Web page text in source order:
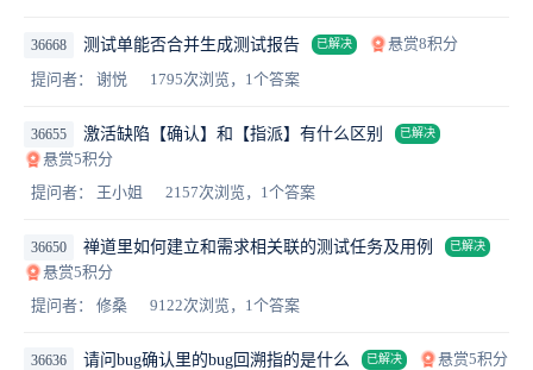
36668 测试单能否合并生成测试报告 已解决
悬赏8积分
提问者： 谢悦
1795次浏览，1个答案
36655 激活缺陷【确认】和【指派】有什么区别 已解决
悬赏5积分
提问者： 王小姐
2157次浏览，1个答案
36650 禅道里如何建立和需求相关联的测试任务及用例 已解决
悬赏5积分
提问者： 修桑
9122次浏览，1个答案
36636 请问bug确认里的bug回溯指的是什么 已解决
悬赏5积分